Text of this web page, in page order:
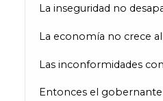
La inseguridad no
La economía no crece
Las inconformidades
Entonces el gobernante